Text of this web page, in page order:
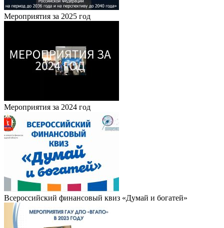
Мероприятия за 2025 год
Мероприятия за 2024 год
Всероссийский финансовый квиз «Думай и богатей»